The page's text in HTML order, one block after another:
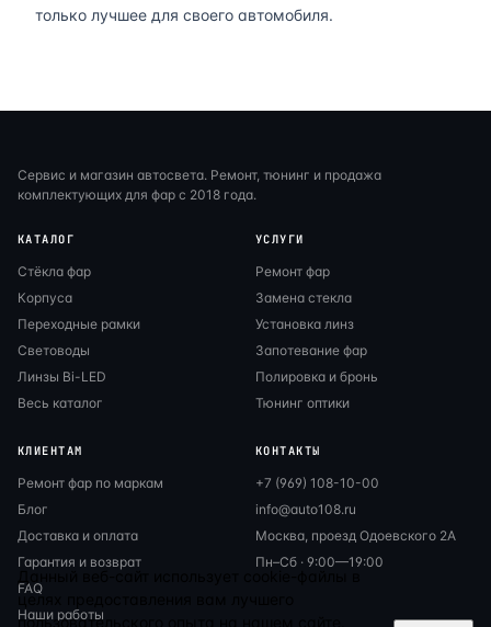
только лучшее для своего автомобиля.
Сервис и магазин автосвета. Ремонт, тюнинг и продажа
комплектующих для фар с 2018 года.
КАТАЛОГ
Стёкла фар
Корпуса
Переходные рамки
Световоды
Линзы Bi-LED
Весь каталог
УСЛУГИ
Ремонт фар
Замена стекла
Установка линз
Запотевание фар
Полировка и бронь
Тюнинг оптики
КЛИЕНТАМ
Ремонт фар по маркам
Блог
Доставка и оплата
Гарантия и возврат
FAQ
Наши работы
КОНТАКТЫ
+7 (969) 108-10-00
info@auto108.ru
Москва, проезд Одоевского 2А
Пн–Сб · 9:00—19:00
Данный веб-сайт использует cookie-файлы в
целях предоставления вам лучшего
пользовательского опыта на нашем сайте.